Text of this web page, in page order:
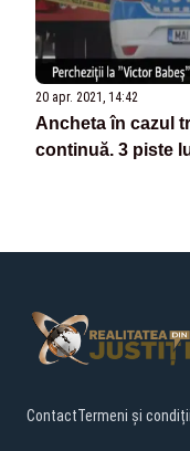
20 apr. 2021, 14:42
Ancheta în cazul
continuă. 3 piste
ContactTermeni și condiții